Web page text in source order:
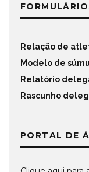
Relação de
Modelo de
Relatório
Rascunho
PORTAL DE